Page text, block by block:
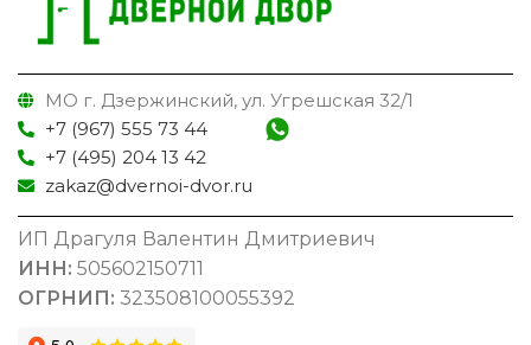
МО г. Дзержинский, ул. Угрешская 32/1
+7 (967) 555 73 44
+7 (495) 204 13 42
zakaz@dvernoi-dvor.ru
ИП Драгуля Валентин Дмитриевич
ИНН: 505602150711
ОГРНИП: 323508100055392